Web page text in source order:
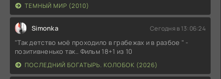
ТЕМНЫЙ МИР (2010)
Simonka Сегодня в 13:06:24
"Так детство моё проходило в грабежах и в разбое " -
позитивненько так.. Фильм 18+1 из 10
ПОСЛЕДНИЙ БОГАТЫРЬ. КОЛОБОК (2026)